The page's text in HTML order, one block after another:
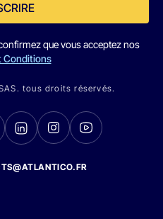
que vous acceptez nos
Conditions
tous droits réservés.